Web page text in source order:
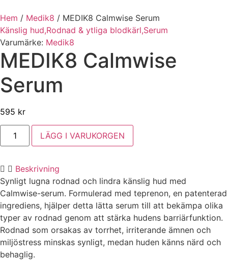
Hem / Medik8 / MEDIK8 Calmwise Serum
Känslig hud,Rodnad & ytliga blodkärl,Serum
Varumärke: Medik8
MEDIK8 Calmwise
Serum
595 kr
MEDIK8
Calmwise
Serum
LÄGG I VARUKORGEN
Beskrivning
Synligt lugna rodnad och lindra känslig hud med
Calmwise-serum. Formulerad med teprenon, en patenterad
ingrediens, hjälper detta lätta serum till att bekämpa olika
typer av rodnad genom att stärka hudens barriärfunktion.
Rodnad som orsakas av torrhet, irriterande ämnen och
miljöstress minskas synligt, medan huden känns närd och
behaglig.